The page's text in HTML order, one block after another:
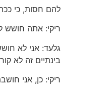
להם חסות, כי
ריקי: ‫אתה חושש
גלעד: ‫אני לא
בינתיים זה לא
ריקי: ‫כן, אני